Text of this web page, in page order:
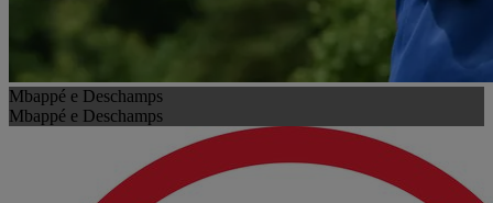
Mbappé e Deschamps
Mbappé e Deschamps